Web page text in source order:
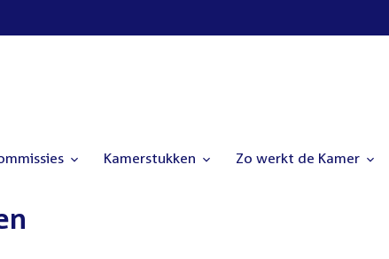
Kamerstukken Zo werkt de Kamer